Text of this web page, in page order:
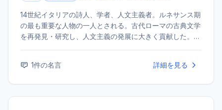
14世紀イタリアの詩人、学者、人文主義者。ルネサンス期
の最も重要な人物の一人とされる。古代ローマの古典文学
を再発見・研究し、人文主義の発展に大きく貢献した。理
た。1件の名言 詳細を見る